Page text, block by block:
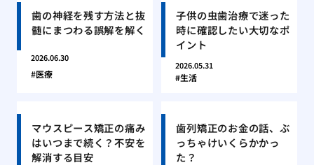
歯の神経を残す方法と抜
髄にまつわる誤解を解く
2026.06.30
医療
子供の虫歯治療で迷った
時に確認したい大切なポ
イント
2026.05.31
生活
マウスピース矯正の痛み
はいつまで続く？不安を
解消する目安
歯列矯正のお金の話、ぶ
っちゃけいくらかかっ
た？